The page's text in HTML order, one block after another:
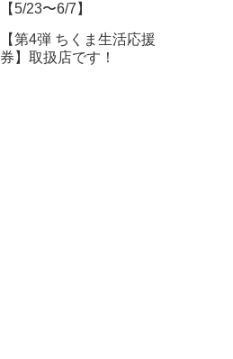
【5/23〜6/7】
【第4弾 ちくま生活応援
券】取扱店です！